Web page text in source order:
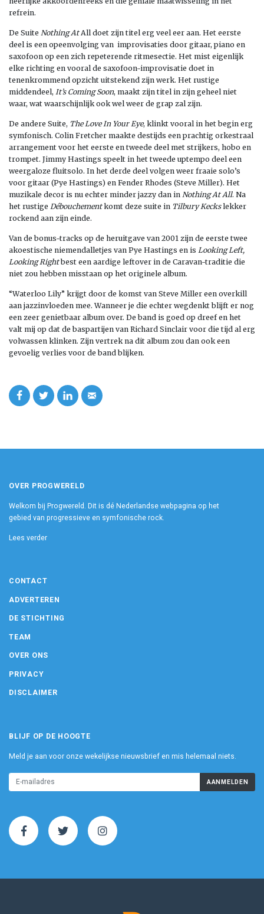
refrein.
De Suite Nothing AtAll doet zijn titel erg veel eer aan. Het eerste
deel is een opeenvolging van improvisaties door gitaar, piano en
saxofoon op een zich repeterende ritmesectie. Het mist eigenlijk
elke richting en vooral de saxofoon-improvisatie doet in
tenenkrommend opzicht uitstekend zijn werk. Het rustige
middendeel, It’s Coming Soon, maakt zijn titel in zijn geheel niet
waar, wat waarschijnlijk ook wel weer de grap zal zijn.
De andere Suite, The Love In Your Eye, klinkt vooral in het begin erg
symfonisch. Colin Fretcher maakte destijds een prachtig orkestraal
arrangement voor het eerste en tweede deel met strijkers, hobo en
trompet. Jimmy Hastings speelt in het tweede uptempo deel een
weergaloze fluitsolo. In het derde deel volgen weer fraaie solo’s
voor gitaar (Pye Hastings) en Fender Rhodes (Steve Miller). Het
muzikale decor is nu echter minder jazzy dan in Nothing At All. Na
het rustige Débouchementkomt deze suite in Tilbury Keckslekker
rockend aan zijn einde.
Van de bonus-tracks op de heruitgave van 2001 zijn de eerste twee
akoestische niemendalletjes van Pye Hastings en is Looking Left,
Looking Rightbest een aardige leftover in de Caravan-traditie die
niet zou hebben misstaan op het originele album.
“Waterloo Lily” krijgt door de komst van Steve Miller een overkill
aan jazzinvloeden mee. Wanneer je die echter wegdenkt blijft er nog
een zeer genietbaar album over. De band is goed op dreef en het
valt mij op dat de baspartijen van Richard Sinclair voor die tijd al erg
volwassen klinken. Zijn vertrek na dit album zou dan ook een
gevoelig verlies voor de band blijken.
OVER PROGWERELD
Welkom bij Progwereld. Dit is dé Nederlandse webpagina op het
gebied van progressieve en symfonische rock.
Lees verder
CONTACT
ADVERTEREN
DE STICHTING
TEAM
OVER ONS
PRIVACY
DISCLAIMER
BLIJF OP DE HOOGTE
Meld je aan voor onze wekelijkse nieuwsbrief en mis helemaal niets.
AANMELDEN